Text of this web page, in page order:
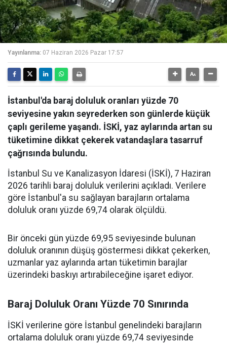
Yayınlanma: 07 Haziran 2026 Pazar 17:57
İstanbul'da baraj doluluk oranları yüzde 70
seviyesine yakın seyrederken son günlerde küçük
çaplı gerileme yaşandı. İSKİ, yaz aylarında artan su
tüketimine dikkat çekerek vatandaşlara tasarruf
çağrısında bulundu.
İstanbul Su ve Kanalizasyon İdaresi (İSKİ), 7 Haziran
2026 tarihli baraj doluluk verilerini açıkladı. Verilere
göre İstanbul'a su sağlayan barajların ortalama
doluluk oranı yüzde 69,74 olarak ölçüldü.
Bir önceki gün yüzde 69,95 seviyesinde bulunan
doluluk oranının düşüş göstermesi dikkat çekerken,
uzmanlar yaz aylarında artan tüketimin barajlar
üzerindeki baskıyı artırabileceğine işaret ediyor.
Baraj Doluluk Oranı Yüzde 70 Sınırında
İSKİ verilerine göre İstanbul genelindeki barajların
ortalama doluluk oranı yüzde 69,74 seviyesinde